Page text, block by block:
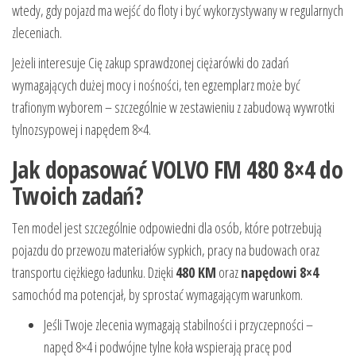
wtedy, gdy pojazd ma wejść do floty i być wykorzystywany w regularnych
zleceniach.
Jeżeli interesuje Cię zakup sprawdzonej ciężarówki do zadań
wymagających dużej mocy i nośności, ten egzemplarz może być
trafionym wyborem – szczególnie w zestawieniu z zabudową wywrotki
tylnozsypowej i napędem 8×4.
Jak dopasować VOLVO FM 480 8×4 do
Twoich zadań?
Ten model jest szczególnie odpowiedni dla osób, które potrzebują
pojazdu do przewozu materiałów sypkich, pracy na budowach oraz
transportu ciężkiego ładunku. Dzięki 480 KM oraznapędowi 8×4
samochód ma potencjał, by sprostać wymagającym warunkom.
Jeśli Twoje zlecenia wymagają stabilności i przyczepności –
napęd 8×4 i podwójne tylne koła wspierają pracę pod